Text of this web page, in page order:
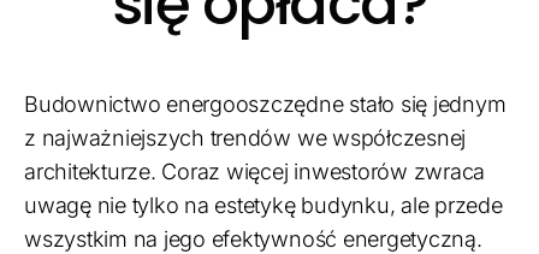
Budownictwo energooszczędne stało się jednym
z najważniejszych trendów we współczesnej
architekturze. Coraz więcej inwestorów zwraca
uwagę nie tylko na estetykę budynku, ale przede
wszystkim na jego efektywność energetyczną.